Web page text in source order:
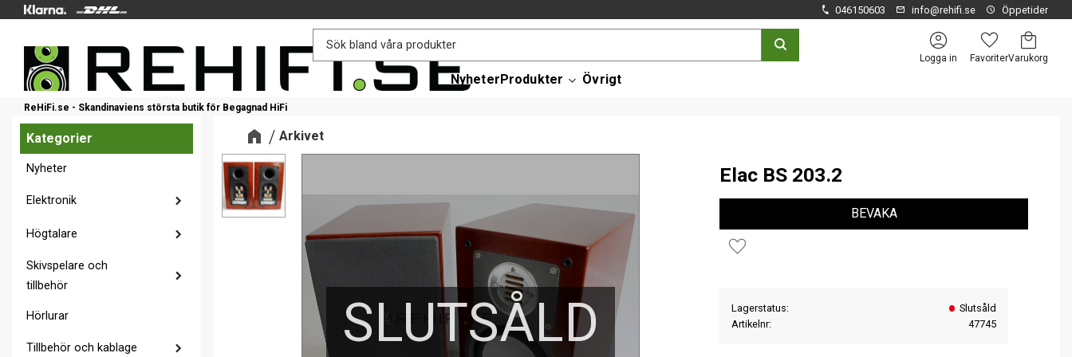
046150603 info@rehifi.se Öppetider
ReHiFi.se - Skandinaviens största butik för Begagnad HiFi
Logga in
Favoriter
Kundvagn
NyheterProdukter Övrigt
Arkivet
Elac BS 203.2
SLUTSÅLD
Lägg till i favoriter
BEVAKA
Lagerstatus
Slutsåld
Artikelnr
47745
Kategorier
Nyheter
Elektronik
Högtalare
Skivspelare och
tillbehör
Hörlurar
Tillbehör och kablage